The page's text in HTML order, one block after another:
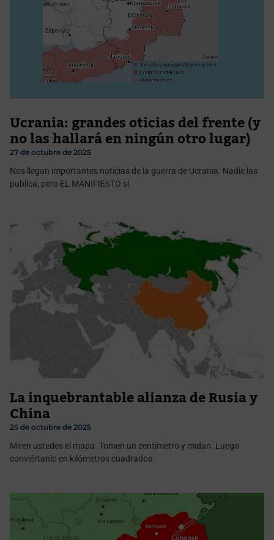
Ucrania: grandes oticias del frente (y
no las hallará en ningún otro lugar)
27 de octubre de 2025
Nos llegan importantes noticias de la guerra de Ucrania. Nadie las
publica, pero EL MANIFIESTO sí.
La inquebrantable alianza de Rusia y
China
25 de octubre de 2025
Miren ustedes el mapa. Tomen un centímetro y midan. Luego
conviértanlo en kilómetros cuadrados.